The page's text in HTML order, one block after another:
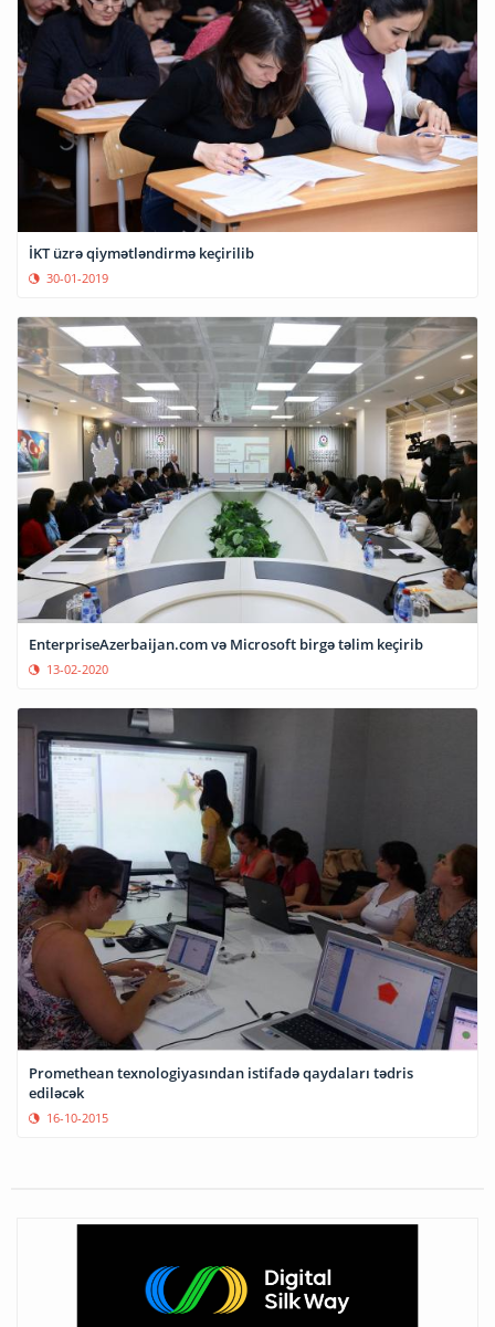
İKT üzrə qiymətləndirmə keçirilib
30-01-2019
EnterpriseAzerbaijan.com və Microsoft birgə təlim keçirib
13-02-2020
Promethean texnologiyasından istifadə qaydaları tədris
ediləcək
16-10-2015